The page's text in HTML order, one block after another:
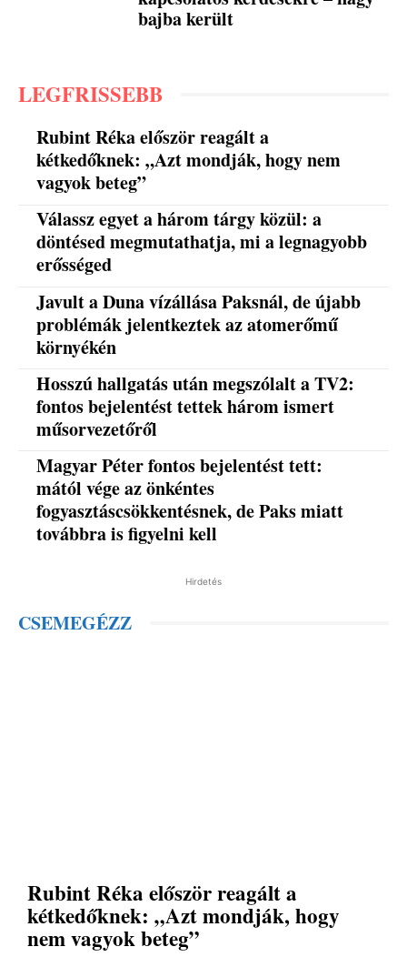
bajba került
LEGFRISSEBB
Rubint Réka először reagált a
kétkedőknek: „Azt mondják, hogy nem
vagyok beteg”
Válassz egyet a három tárgy közül: a
döntésed megmutathatja, mi a legnagyobb
erősséged
Javult a Duna vízállása Paksnál, de újabb
problémák jelentkeztek az atomerőmű
környékén
Hosszú hallgatás után megszólalt a TV2:
fontos bejelentést tettek három ismert
műsorvezetőről
Magyar Péter fontos bejelentést tett:
mától vége az önkéntes
fogyasztáscsökkentésnek, de Paks miatt
továbbra is figyelni kell
Hirdetés
CSEMEGÉZZ
Rubint Réka először reagált a
kétkedőknek: „Azt mondják, hogy
nem vagyok beteg”